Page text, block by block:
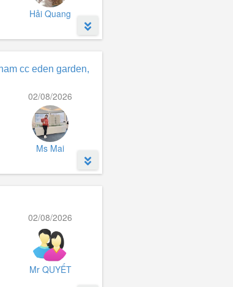
Hải Quang
Pháp lý đầy đủ,
cc eden garden,
02/08/2026
Ms Mai
02/08/2026
Mr QUYẾT